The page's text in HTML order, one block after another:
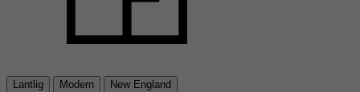
Lantlig Modern New England